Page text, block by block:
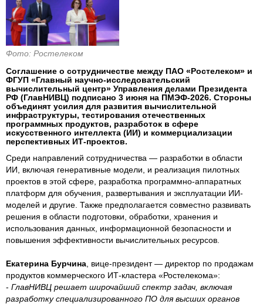
Фото: Ростелеком
Соглашение о сотрудничестве между ПАО «Ростелеком» и
ФГУП «Главный научно-исследовательский
вычислительный центр» Управления делами Президента
РФ (ГлавНИВЦ) подписано 3 июня на ПМЭФ-2026. Стороны
объединят усилия для развития вычислительной
инфраструктуры, тестирования отечественных
программных продуктов, разработок в сфере
искусственного интеллекта (ИИ) и коммерциализации
перспективных ИТ-проектов.
Среди направлений сотрудничества — разработки в области
ИИ, включая генеративные модели, и реализация пилотных
проектов в этой сфере, разработка программно-аппаратных
платформ для обучения, развертывания и эксплуатации ИИ-
моделей и другие. Также предполагается совместно развивать
решения в области подготовки, обработки, хранения и
использования данных, информационной безопасности и
повышения эффективности вычислительных ресурсов.
Екатерина Бурчина , вице-президент — директор по продажам
продуктов коммерческого ИТ-кластера «Ростелекома»:
- ГлавНИВЦ решает широчайший спектр задач, включая
разработку специализированного ПО для высших органов